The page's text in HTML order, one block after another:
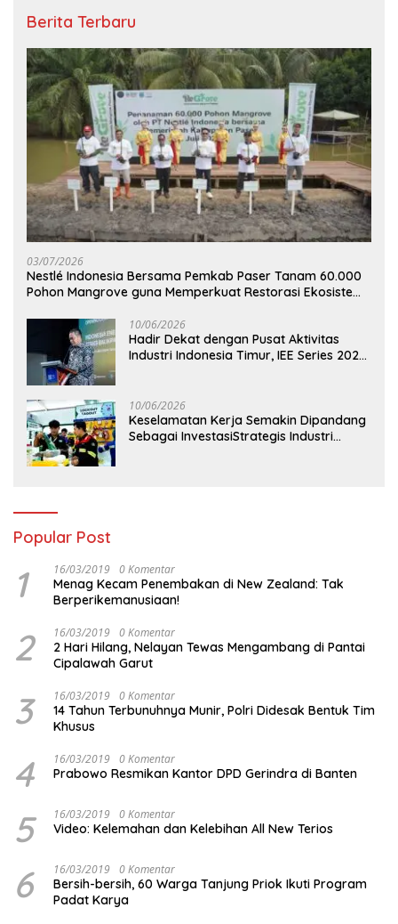
Berita Terbaru
03/07/2026
Nestlé Indonesia Bersama Pemkab Paser Tanam 60.000
Pohon Mangrove guna Memperkuat Restorasi Ekosistem
10/06/2026
Hadir Dekat dengan Pusat Aktivitas
Industri Indonesia Timur, IEE Series 2026
10/06/2026
Keselamatan Kerja Semakin Dipandang
Sebagai InvestasiStrategis Industri
Popular Post
1 16/03/2019 0 Komentar
Menag Kecam Penembakan di New Zealand: Tak
Berperikemanusiaan!
2 16/03/2019 0 Komentar
2 Hari Hilang, Nelayan Tewas Mengambang di Pantai
Cipalawah Garut
3 16/03/2019 0 Komentar
14 Tahun Terbunuhnya Munir, Polri Didesak Bentuk Tim
Khusus
4 16/03/2019 0 Komentar
Prabowo Resmikan Kantor DPD Gerindra di Banten
5 16/03/2019 0 Komentar
Video: Kelemahan dan Kelebihan All New Terios
6 16/03/2019 0 Komentar
Bersih-bersih, 60 Warga Tanjung Priok Ikuti Program
Padat Karya